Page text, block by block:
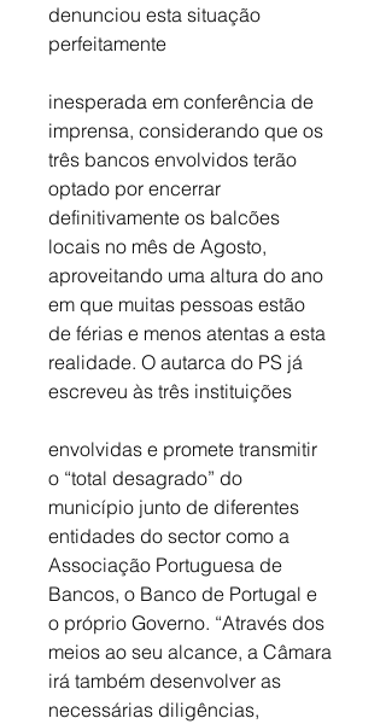
denunciou esta situação
perfeitamente
inesperada em conferência de
imprensa, considerando que os
três bancos envolvidos terão
optado por encerrar
definitivamente os balcões
locais no mês de Agosto,
aproveitando uma altura do ano
em que muitas pessoas estão
de férias e menos atentas a esta
realidade. O autarca do PS já
escreveu às três instituições
envolvidas e promete transmitir
o “total desagrado” do
município junto de diferentes
entidades do sector como a
Associação Portuguesa de
Bancos, o Banco de Portugal e
o próprio Governo. “Através dos
meios ao seu alcance, a Câmara
irá também desenvolver as
necessárias diligências,